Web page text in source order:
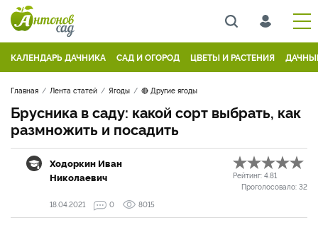
КАЛЕНДАРЬ ДАЧНИКА САД И ОГОРОД ЦВЕТЫ И РАСТЕНИЯ
Главная Лента статей Ягоды 🔴 Другие ягоды
Брусника в саду: какой сорт выбрать, как
размножить и посадить
Ходоркин Иван
Николаевич
Рейтинг: 4.81
Проголосовало: 32
18.04.2021
0 8015